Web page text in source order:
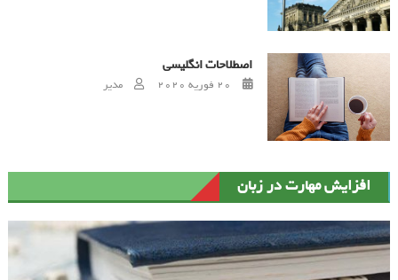
اصطلاحات انگلیسی
Posted on
20 فوریه 2020 Author
مدیر
افزایش مهارت در زبان